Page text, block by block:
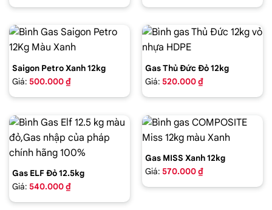
Saigon Petro Xanh 12kg
Giá: 500.000 ₫
Gas Thủ Đức Đỏ 12kg
Giá: 520.000 ₫
Gas ELF Đỏ 12.5kg
Giá: 540.000 ₫
Gas MISS Xanh 12kg
Giá: 570.000 ₫